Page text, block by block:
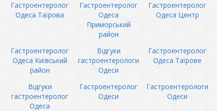
Гастроентеролог
Одеса Таїрова
Гастроентеролог
Одеса
Приморський
район
Гастроентеролог
Одеса Центр
Гастроентеролог
Одеса Київський
район
Відгуки
гастроентерологи
Одеси
Гастроентеролог
Одеса Таїрове
Відгуки
гастроентеролог
Одеса
Гастроентеролог
Одеси
Гастроентерологи
Одеси